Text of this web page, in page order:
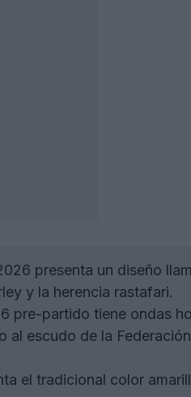
presenta un diseño
y la herencia rastafari.
pre-partido tiene ondas
al escudo de la
el tradicional color